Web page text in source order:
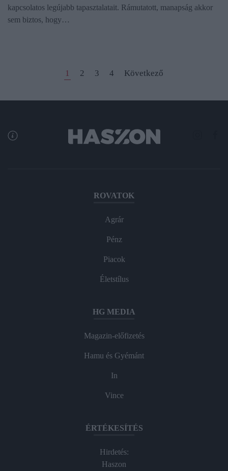
kapcsolatos legújabb tapasztalatait. Rámutatott, manapság akkor
sem biztos, hogy…
1 2 3 4 Következő
ROVATOK
Agrár
Pénz
Piacok
Életstílus
HG MEDIA
Magazin-előfizetés
Hamu és Gyémánt
In
Vince
ÉRTÉKESÍTÉS
Hirdetés:
Haszon